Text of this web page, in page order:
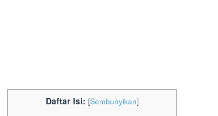
Daftar Isi: [Sembunyikan]